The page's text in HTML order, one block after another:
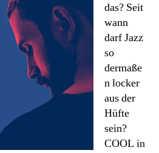
das? Seit
wann
darf Jazz
so
dermaße
n locker
aus der
Hüfte
sein?
COOL in